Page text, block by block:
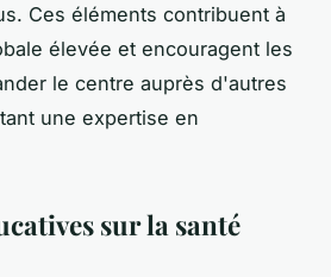
Ces éléments contribuent à
élevée et encouragent les
le centre auprès d'autres
une expertise en
sur la santé